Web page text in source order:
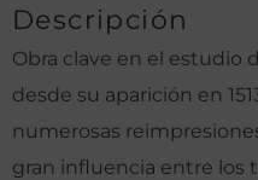
Descripción
Obra clave en el estudio
desde su aparición en
numerosas
gran influencia entre los